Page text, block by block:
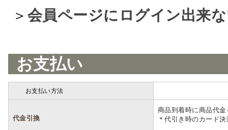
＞ 会員ページにログイン出来
お支払い
お支払い方法
代金引換
商品到着時に商品代
＊代引き時のカード